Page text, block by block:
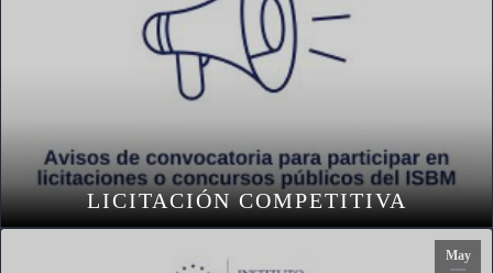
LICITACIÓN COMPETITIVA
May